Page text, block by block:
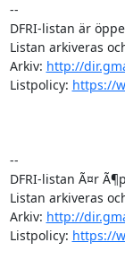
--
DFRI-listan är
Listan arkiveras
Arkiv: http://
Listpolicy: https://
--
DFRI-listan Ã¤r
Listan arkiveras
Arkiv: http://
Listpolicy: https://